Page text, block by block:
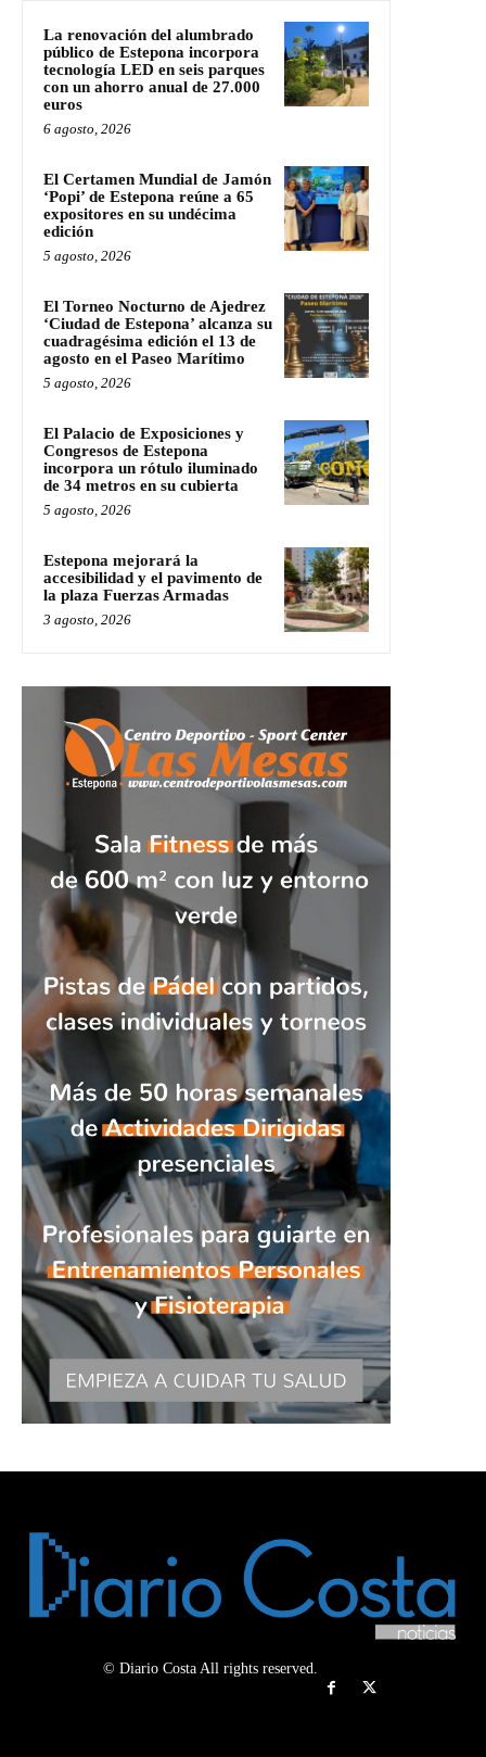
La renovación del alumbrado
público de Estepona incorpora
tecnología LED en seis parques
con un ahorro anual de 27.000
euros
6 agosto, 2026
El Certamen Mundial de Jamón
‘Popi’ de Estepona reúne a 65
expositores en su undécima
edición
5 agosto, 2026
El Torneo Nocturno de Ajedrez
‘Ciudad de Estepona’ alcanza su
cuadragésima edición el 13 de
agosto en el Paseo Marítimo
5 agosto, 2026
El Palacio de Exposiciones y
Congresos de Estepona
incorpora un rótulo iluminado
de 34 metros en su cubierta
5 agosto, 2026
Estepona mejorará la
accesibilidad y el pavimento de
la plaza Fuerzas Armadas
3 agosto, 2026
© Diario Costa All rights reserved.